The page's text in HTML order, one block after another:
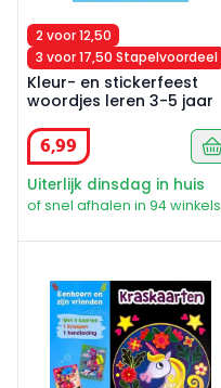
2 voor 12,50
3 voor 17,50 Stapelvoordeel
Kleur- en stickerfeest
woordjes leren 3-5 jaar
6,99
Uiterlijk dinsdag in huis
of snel afhalen in 94 winkels